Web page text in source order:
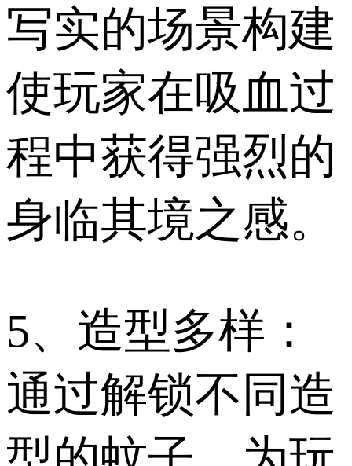
写实的场景构建
使玩家在吸血过
程中获得强烈的
身临其境之感。
5、造型多样：
通过解锁不同造